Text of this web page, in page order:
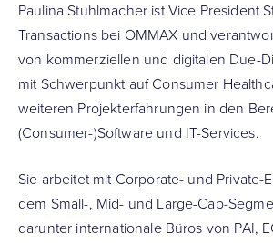
Paulina Stuhlmacher ist Vice President
Transactions bei OMMAX und
von kommerziellen und digitalen Due-
mit Schwerpunkt auf Consumer
weiteren Projekterfahrungen in den
(Consumer-)Software und IT-Services.
Sie arbeitet mit Corporate- und Private-
dem Small-, Mid- und Large-Cap-
darunter internationale Büros von PAI,